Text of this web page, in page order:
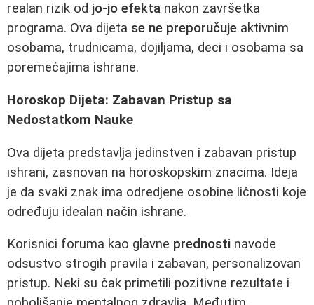
realan rizik od jo-jo efekta nakon završetka
programa. Ova dijeta se ne preporučuje aktivnim
osobama, trudnicama, dojiljama, deci i osobama sa
poremećajima ishrane.
Horoskop Dijeta: Zabavan Pristup sa
Nedostatkom Nauke
Ova dijeta predstavlja jedinstven i zabavan pristup
ishrani, zasnovan na horoskopskim znacima. Ideja
je da svaki znak ima odredjene osobine ličnosti koje
određuju idealan način ishrane.
Korisnici foruma kao glavne prednosti navode
odsustvo strogih pravila i zabavan, personalizovan
pristup. Neki su čak primetili pozitivne rezultate i